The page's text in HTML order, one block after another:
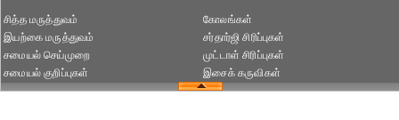
சித்த மருத்துவம்
இயற்கை மருத்துவம்
சமையல் செய்முறை
சமையல் குறிப்புகள்
கோலங்கள்
சர்தார்ஜி சிரிப்புகள்
முட்டாள் சிரிப்புகள்
இசைக் கருவிகள்